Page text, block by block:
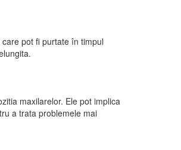
pot fi purtate în timpul
maxilarelor. Ele pot implica
a trata problemele mai